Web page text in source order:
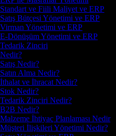
Standart ve Fiili Maliyet ve ERP
Satış Bütçesi Yönetimi ve ERP
Virman Yönetimi ve ERP
E-Dönüşüm Yönetimi ve ERP
Tedarik Zinciri
Nedir?
Satış Nedir?
Satın Alma Nedir?
İthalat ve İhracat Nedir?
Stok Nedir?
Tedarik Zinciri Nedir?
B2B Nedir?
Malzeme İhtiyaç Planlaması Nedir
Müşteri İlişkileri Yönetimi Nedir?